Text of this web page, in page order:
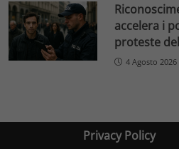
accelera i
proteste
4 Agosto 2026
Privacy Policy